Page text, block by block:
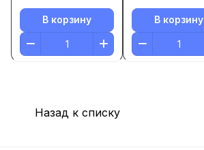
В корзину В корзину
Назад к списку